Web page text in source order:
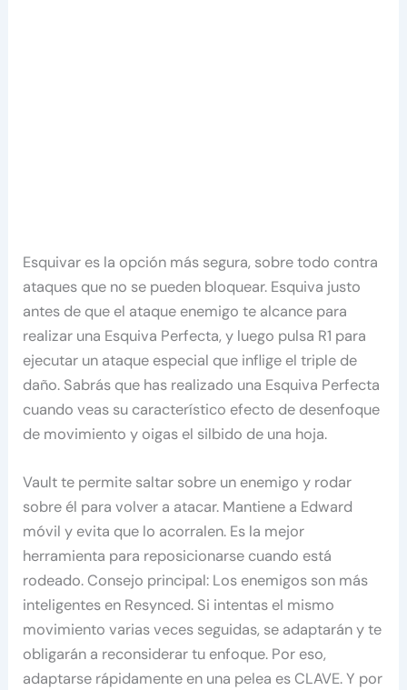
Esquivar es la opción más segura, sobre todo contra
ataques que no se pueden bloquear. Esquiva justo
antes de que el ataque enemigo te alcance para
realizar una Esquiva Perfecta, y luego pulsa R1 para
ejecutar un ataque especial que inflige el triple de
daño. Sabrás que has realizado una Esquiva Perfecta
cuando veas su característico efecto de desenfoque
de movimiento y oigas el silbido de una hoja.
Vault te permite saltar sobre un enemigo y rodar
sobre él para volver a atacar. Mantiene a Edward
móvil y evita que lo acorralen. Es la mejor
herramienta para reposicionarse cuando está
rodeado. Consejo principal: Los enemigos son más
inteligentes en Resynced. Si intentas el mismo
movimiento varias veces seguidas, se adaptarán y te
obligarán a reconsiderar tu enfoque. Por eso,
adaptarse rápidamente en una pelea es CLAVE. Y por